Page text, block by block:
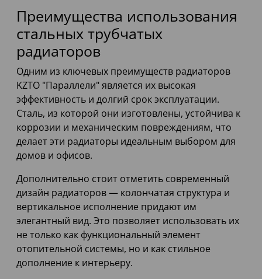
Преимущества использования
стальных трубчатых
радиаторов
Одним из ключевых преимуществ радиаторов
KZTO "Параллели" является их высокая
эффективность и долгий срок эксплуатации.
Сталь, из которой они изготовлены, устойчива к
коррозии и механическим повреждениям, что
делает эти радиаторы идеальным выбором для
домов и офисов.
Дополнительно стоит отметить современный
дизайн радиаторов — колончатая структура и
вертикальное исполнение придают им
элегантный вид. Это позволяет использовать их
не только как функциональный элемент
отопительной системы, но и как стильное
дополнение к интерьеру.